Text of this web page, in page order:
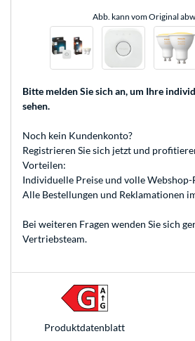
Abb. kann vom Original
Bitte melden Sie sich an, um Ihre
sehen.
Noch kein Kundenkonto?
Registrieren Sie sich jetzt und
Vorteilen:
Individuelle Preise und volle
Alle Bestellungen und Reklamationen
Bei weiteren Fragen wenden Sie sich
Vertriebsteam.
Produkt­datenblatt